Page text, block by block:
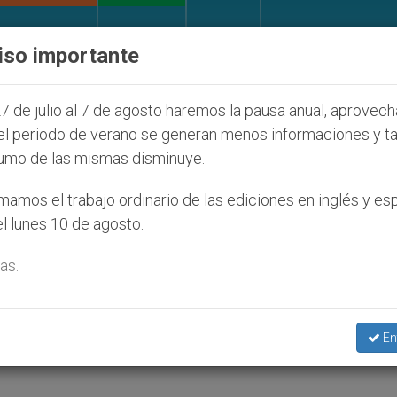
colonos judíos que afecta a cristianos (y no sólo)
a zonas de Tierra
Santa
importante
de julio al 7 de agosto haremos la pausa anual,
periodo de verano se generan menos informaciones y
de las mismas disminuye.
el trabajo ordinario de las ediciones en inglés y
lunes 10 de agosto.